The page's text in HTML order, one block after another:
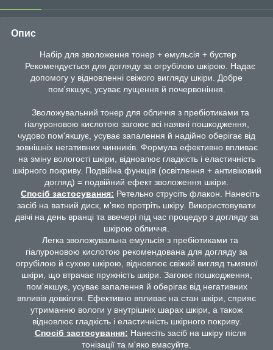
Опис
Набір для зволоження тонер + емульсія + бустер
Рекомендується для догляду за огрубілою шкірою. Надає
допомогу у відновленні свіжого вигляду шкіри. Добре
пом'якшує, усуває лущення й почервоніння.
Зволожувальний тонер для обличчя з пребіотиками та
гіалуроновою кислотою загоює всі наявні пошкодження,
чудово пом'якшує, усуває запалення й надійно оберігає від
зовнішніх негативних чинників. Формула ефективно впливає
на зміну вологості шкіри, відновлює гладкість і еластичність
шкірного покриву. Подвійна функція (освітлення + антивіковий
догляд) = подвійний ефект зволоження шкіри.
Спосіб застосування: Ретельно струсіть флакон. Нанесіть
засіб на ватний диск, м'яко протріть шкіру. Використовувати
двічі на день вранці та ввечері під час процедур з догляду за
шкірою обличчя.
Легка зволожувальна емульсія з пребіотиками та
гіалуроновою кислотою рекомендована для догляду за
огрубілою й сухою шкірою, відновлює свіжий вигляд тьмяної
шкіри, що втрачає пружність шкіри. Загоює пошкодження,
пом'якшує, усуває запалення й оберігає від негативних
впливів довкілля. Ефективно впливає на стан шкіри, сприяє
утриманню вологи у внутрішніх шарах шкіри, а також
відновлює гладкість і еластичність шкірного покриву.
Спосіб застосування: Нанесіть засіб на шкіру після
тонізації та м'яко вмасуйте.